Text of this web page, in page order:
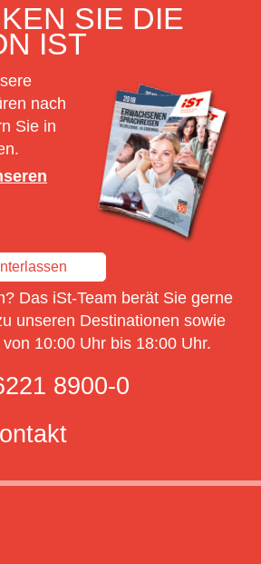
SIE DIE
IST
nach
Sie in
Das iSt-Team berät Sie gerne
unseren Destinationen sowie
10:00 Uhr bis 18:00 Uhr.
8900-0